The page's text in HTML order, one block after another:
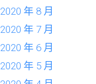
2020 年 8 月
2020 年 7 月
2020 年 6 月
2020 年 5 月